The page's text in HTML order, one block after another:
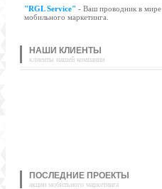
"RGL Service" - Ваш проводник в мире
мобильного маркетинга.
НАШИ КЛИЕНТЫ
клиенты нашей компании
ПОСЛЕДНИЕ ПРОЕКТЫ
акции мобильного маркетинга